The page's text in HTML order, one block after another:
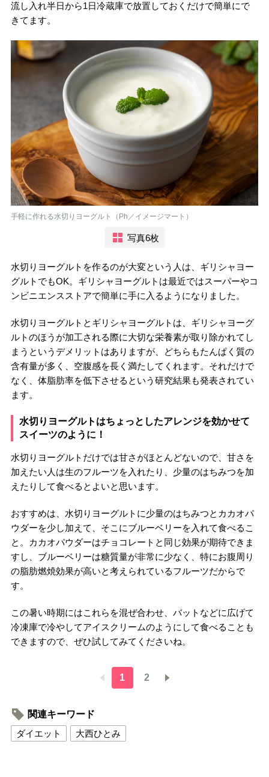
流し入れ半日から1日冷蔵庫で放置しておくだけで簡単にで
きてます。
手軽に作れる水切りヨーグルト（Ph／イメージマート）
写真6枚
水切りヨーグルトを作るのが大変という人は、ギリシャヨー
グルトでもOK。ギリシャヨーグルトは最近ではスーパーやコ
ンビニエンスストアで簡単に手に入るようになりました。
水切りヨーグルトとギリシャヨーグルトは、ギリシャヨーグ
ルトのほうが加工される際に大切な栄養素が取り除かれてし
まうというデメリットはありますが、どちらもたんぱく質の
含有量が多く、空腹感を長く満たしてくれます。それだけで
なく、体脂肪率を低下させるという研究結果も発表されてい
ます。
水切りヨーグルトはちょっとしたアレンジを効かせて
スイーツのように！
水切りヨーグルトだけでは甘さがほとんどないので、甘さを
加えたい人は生のフルーツを入れたり、少量のはちみつを加
えたりして食べるとよいと思います。
おすすめは、水切りヨーグルトに少量のはちみつとカカオパ
ウダーを少し加えて、そこにブルーベリーを入れて食べるこ
と。カカオパウダーはチョコレートと同じ効果が期待できま
すし、ブルーベリーは糖質量が非常に少なく、特にお腹周り
の脂肪燃焼効果が高いと考えられているフルーツだからで
す。
この暑い時期にはこれらを混ぜ合わせ、バットなどに広げて
冷凍庫で冷やしてアイスクリームのようにして食べることも
できますので、ぜひ試してみてくださいね。
1 2
関連キーワード
ダイエット
大西ひとみ